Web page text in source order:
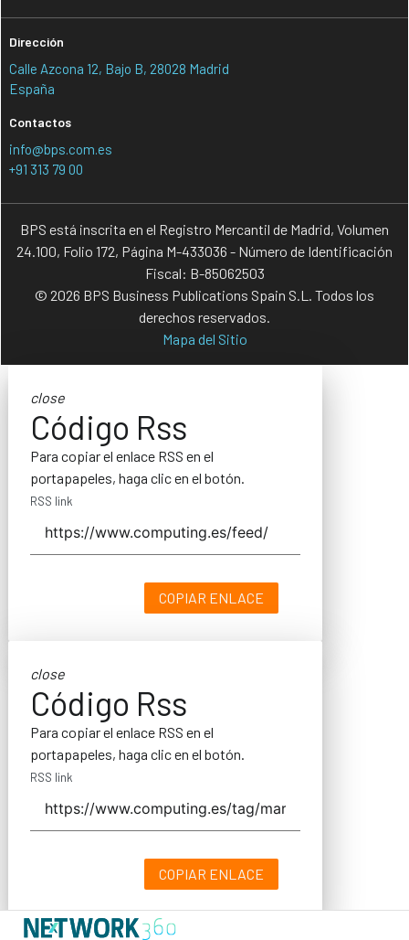
Dirección
Calle Azcona 12, Bajo B, 28028 Madrid
España
Contactos
info@bps.com.es
+91 313 79 00
BPS está inscrita en el Registro Mercantil de Madrid, Volumen
24.100, Folio 172, Página M-433036 - Número de Identificación
Fiscal: B-85062503
© 2026 BPS Business Publications Spain S.L. Todos los
derechos reservados.
Mapa del Sitio
close
Código Rss
Para copiar el enlace RSS en el
portapapeles, haga clic en el botón.
RSS link
COPIAR ENLACE
close
Código Rss
Para copiar el enlace RSS en el
portapapeles, haga clic en el botón.
RSS link
COPIAR ENLACE